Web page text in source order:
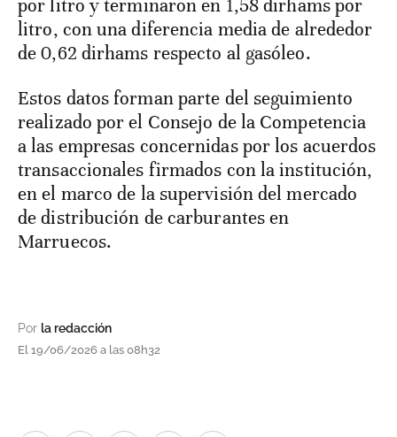
por litro y terminaron en 1,58 dirhams por
litro, con una diferencia media de alrededor
de 0,62 dirhams respecto al gasóleo.
Estos datos forman parte del seguimiento
realizado por el Consejo de la Competencia
a las empresas concernidas por los acuerdos
transaccionales firmados con la institución,
en el marco de la supervisión del mercado
de distribución de carburantes en
Marruecos.
Por la redacción
El 19/06/2026 a las 08h32